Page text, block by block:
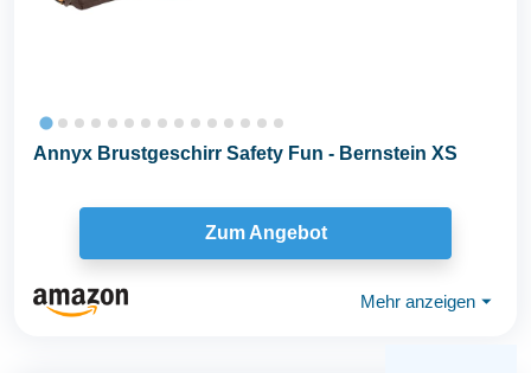
Annyx Brustgeschirr Safety Fun - Bernstein XS
Zum Angebot
Mehr anzeigen ⏷